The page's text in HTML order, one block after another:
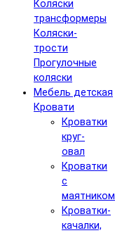
Коляски
трансформеры
Коляски-
трости
Прогулочные
коляски
Мебель детская
Кровати
Кроватки
круг-
овал
Кроватки
с
маятником
Кроватки-
качалки,